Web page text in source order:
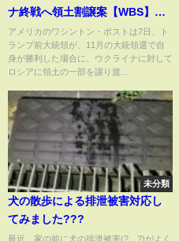
ナ終戦へ領土割譲案【WBS】
（2024年4月8日）
アメリカのワシントン・ポストは7日、ト
ランプ前大統領が、11月の大統領選で自
身が勝利した場合に、ウクライナに対して
ロシアに領土の一部を譲り渡...
未分類
犬の散歩による排泄被害対応し
てみました???
最近、家の前に犬の排泄被害(?、?)がよく